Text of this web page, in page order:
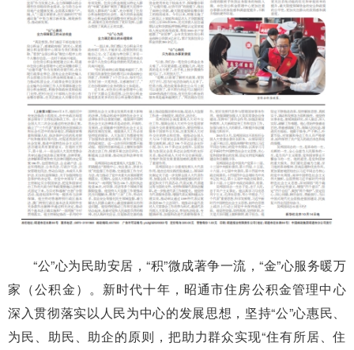
“公”心为民助安居，“积”微成著争一流，“金”心服务暖万
家（公积金）。新时代十年，昭通市住房公积金管理中心
深入贯彻落实以人民为中心的发展思想，坚持“公”心惠民、
为民、助民、助企的原则，把助力群众实现“住有所居、住